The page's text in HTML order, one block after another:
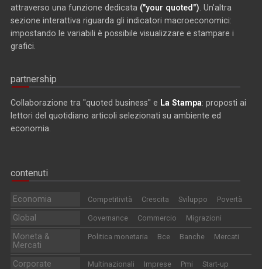
attraverso una funzione dedicata ("your quoted") . Un'altra
sezione interattiva riguarda gli indicatori macroeconomici:
impostando le variabili è possibile visualizzare e stampare i
grafici.
partnership
Collaborazione tra "quoted business" e La Stampa: proposti ai
lettori del quotidiano articoli selezionati su ambiente ed
economia.
contenuti
Economia Competitività Crescita Sviluppo Povertà
Global Governance Commercio Migrazioni
Moneta &
Mercati
Politica monetaria Bce Banche Mercati
Corporate Multinazionali Imprese Pmi Start-up